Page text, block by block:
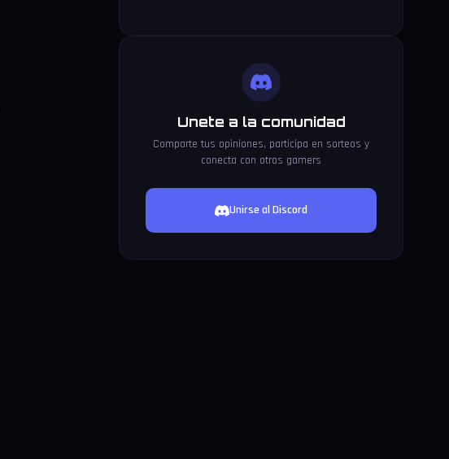
Unete a la comunidad
Comparte tus opiniones, participa en sorteos y
conecta con otros gamers
Unirse al Discord